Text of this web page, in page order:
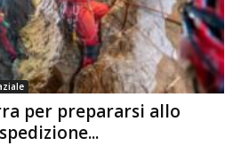
per prepararsi allo